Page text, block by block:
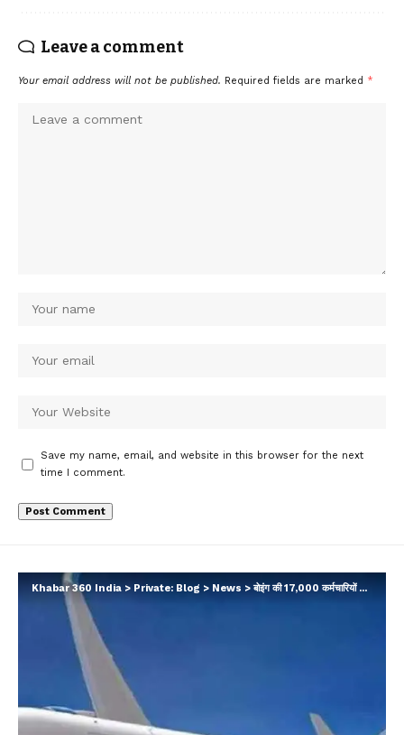
Leave a comment
Your email address will not be published. Required fields are marked *
Save my name, email, and website in this browser for the next
time I comment.
Khabar 360 India > Private: Blog > News >बोइंग की 17,000 कर्मचारियों की कटौती, सीईओ ने बताई छंटनी की वजह